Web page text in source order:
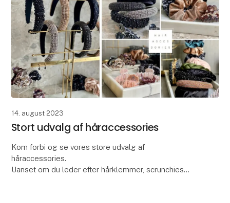
14. august 2023
Stort udvalg af håraccessories
Kom forbi og se vores store udvalg af
håraccessories.
Uanset om du leder efter hårklemmer, scrunchies